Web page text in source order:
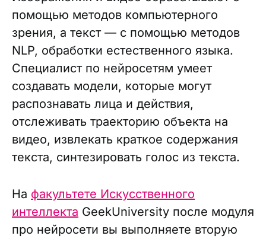
помощью методов компьютерного
зрения, а текст — с помощью методов
NLP, обработки естественного языка.
Специалист по нейросетям умеет
создавать модели, которые могут
распознавать лица и действия,
отслеживать траекторию объекта на
видео, извлекать краткое содержания
текста, синтезировать голос из текста.
На факультете Искусственного
интеллекта GeekUniversity после модуля
про нейросети вы выполняете вторую